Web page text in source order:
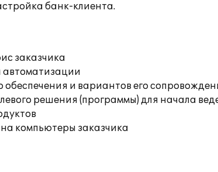
банк-клиента.
заказчика
и вариантов его
решения (программы) для начала
компьютеры заказчика